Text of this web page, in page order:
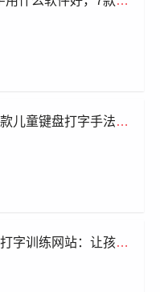
儿童键盘打字手法软
字训练网站：让孩子